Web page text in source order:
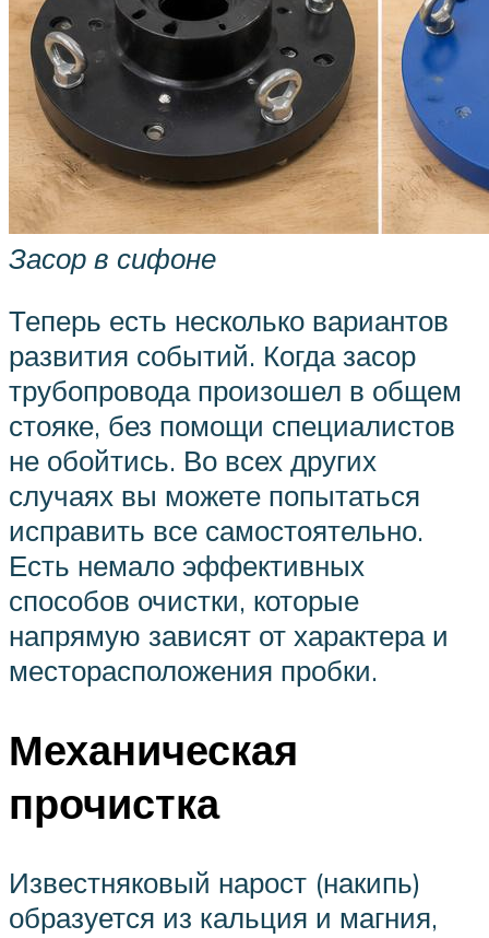
Засор в сифоне
Теперь есть несколько вариантов
развития событий. Когда засор
трубопровода произошел в общем
стояке, без помощи специалистов
не обойтись. Во всех других
случаях вы можете попытаться
исправить все самостоятельно.
Есть немало эффективных
способов очистки, которые
напрямую зависят от характера и
месторасположения пробки.
Механическая
прочистка
Известняковый нарост (накипь)
образуется из кальция и магния,